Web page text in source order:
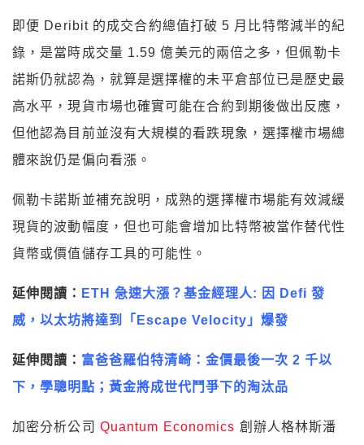
即便 Deribit 的成交合約總值打破 5 月比特幣減半的紀
錄，是當時成交量 1.59 億美元的兩倍之多，但佩勒卡
諾斯仍就認為，就算是選擇權的未平倉部位已是歷史最
高水平，現貨市場也確實可能在合約到期後做出反應，
但他認為目前並沒有大規模的看跌現象，選擇權市場總
體來說仍是偏向看漲。
佩勒卡諾斯並補充說明，成熟的選擇權市場能有效減緩
現貨的波動幅度，但也可能會增加比特幣被當作替代性
貨幣或價值儲存工具的可能性。
延伸閱讀： ETH 急速大漲？基金經理人: 因 Defi 發
威，以太坊將達到「Escape Velocity」爆發
延伸閱讀： 富爸爸羅伯特清崎：金價最後一次 2 千以
下，學聰明點；黃金將成世代鬥爭下的淘汰品
加密分析公司 Quantum Economics 創辦人格林斯潘